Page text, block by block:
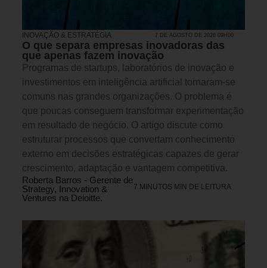
INOVAÇÃO & ESTRATÉGIA 7 DE AGOSTO DE 2026 09H00
O que separa empresas inovadoras das
que apenas fazem inovação
Programas de startups, laboratórios de inovação e
investimentos em inteligência artificial tornaram-se
comuns nas grandes organizações. O problema é
que poucas conseguem transformar experimentação
em resultado de negócio. O artigo discute como
estruturar processos que convertam conhecimento
externo em decisões estratégicas capazes de gerar
crescimento, adaptação e vantagem competitiva.
Roberta Barros - Gerente de
Strategy, Innovation &
Ventures na Deloitte.
7 MINUTOS MIN DE LEITURA